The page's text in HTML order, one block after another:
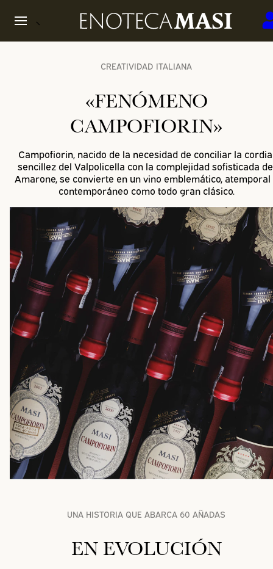
CREATIVIDAD ITALIANA
«FENÓMENO
CAMPOFIORIN»
Campofiorin, nacido de la necesidad de conciliar la
sencillez del Valpolicella con la complejidad sofisticada
Amarone, se convierte en un vino emblemático, atemporal
contemporáneo como todo gran clásico.
UNA HISTORIA QUE ABARCA 60 AÑADAS
EN EVOLUCIÓN